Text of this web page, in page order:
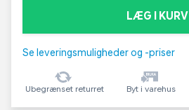
LÆG I KURV
Se leveringsmuligheder og -priser
Ubegrænset returret Byt i varehus